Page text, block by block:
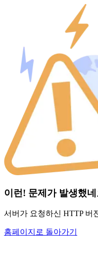
이런! 문제가 발생했네
서버가 요청하신 HTTP 버
홈페이지로 돌아가기